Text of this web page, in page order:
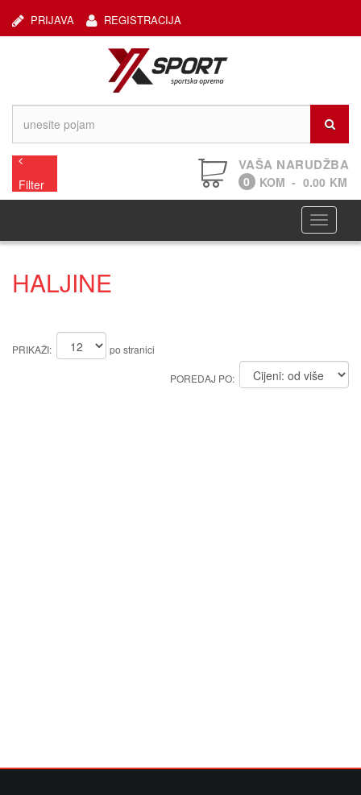
REGISTRACIJA
PRIJAVA
Filter
VAŠA NARUDŽBA
0 KOM - 0.00 KM
HALJINE
PRIKAŽI: po stranici
POREDAJ PO: